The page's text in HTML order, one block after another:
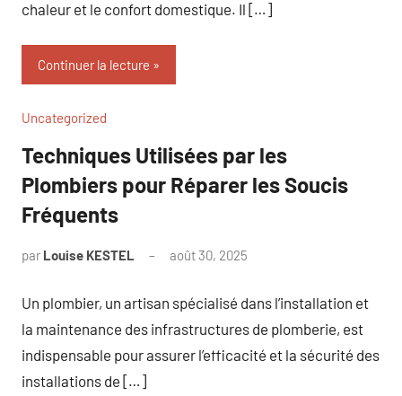
chaleur et le confort domestique. Il […]
Continuer la lecture
Uncategorized
Techniques Utilisées par les
Plombiers pour Réparer les Soucis
Fréquents
par Louise KESTEL août 30, 2025
Un plombier, un artisan spécialisé dans l’installation et
la maintenance des infrastructures de plomberie, est
indispensable pour assurer l’efficacité et la sécurité des
installations de […]